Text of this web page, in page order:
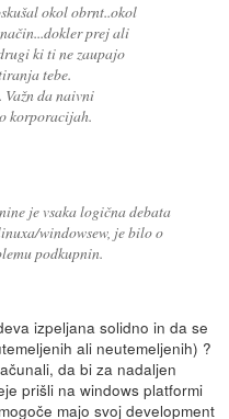
okol obrnt..okol
prej ali
ki ti ne zaupajo
tebe.
Važn da naivni
korporacijah.
je vsaka logična debata
windowsew, je bilo o
podkupnin.
izpeljana solidno in da se
ali neutemeljenih) ?
da bi za nadaljen
prišli na windows platformi
majo svoj development